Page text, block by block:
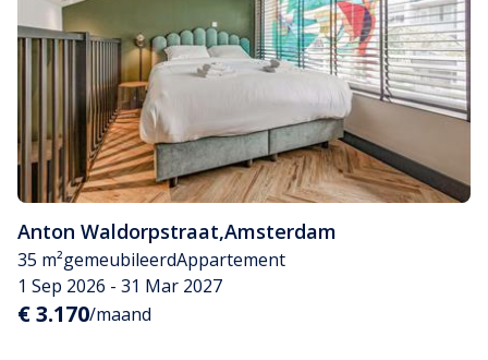
Anton Waldorpstraat,Amsterdam
35 m²gemeubileerdAppartement
1 Sep 2026 - 31 Mar 2027
€ 3.170/maand